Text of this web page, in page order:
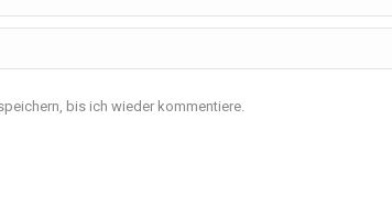
bis ich wieder kommentiere.